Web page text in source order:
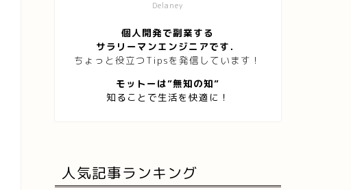
Delaney
個人開発で副業する
サラリーマンエンジニアです．
ちょっと役立つTipsを発信しています！
モットーは”無知の知”
知ることで生活を快適に！
人気記事ランキング